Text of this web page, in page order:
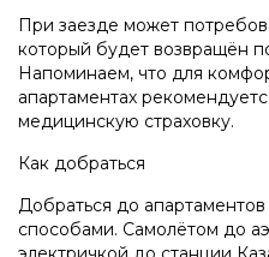
При заезде может
который будет возвращён
Напоминаем, что для
апартаментах
медицинскую страховку.
Как добраться
Добраться до
способами. Самолётом до